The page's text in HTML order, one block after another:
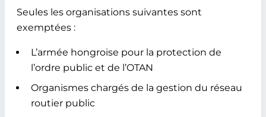
Seules les organisations suivantes sont
exemptées :
L’armée hongroise pour la protection de
l’ordre public et de l’OTAN
Organismes chargés de la gestion du réseau
routier public